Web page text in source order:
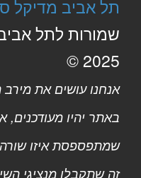
תל אביב מדיקל
2025 ©
אנחנו עושים את
באתר יהיו
שמתפספסת איזו
זה שתקבלו מנציגי